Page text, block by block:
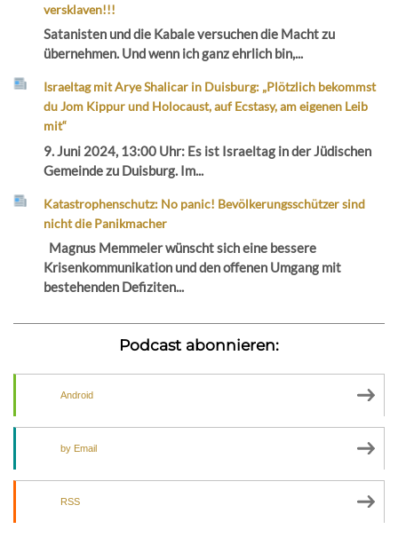
versklaven!!!
Satanisten und die Kabale versuchen die Macht zu
übernehmen. Und wenn ich ganz ehrlich bin,...
Israeltag mit Arye Shalicar in Duisburg: „Plötzlich bekommst
du Jom Kippur und Holocaust, auf Ecstasy, am eigenen Leib
mit“
9. Juni 2024, 13:00 Uhr: Es ist Israeltag in der Jüdischen
Gemeinde zu Duisburg. Im...
Katastrophenschutz: No panic! Bevölkerungsschützer sind
nicht die Panikmacher
Magnus Memmeler wünscht sich eine bessere
Krisenkommunikation und den offenen Umgang mit
bestehenden Defiziten...
Podcast abonnieren:
Android
by Email
RSS